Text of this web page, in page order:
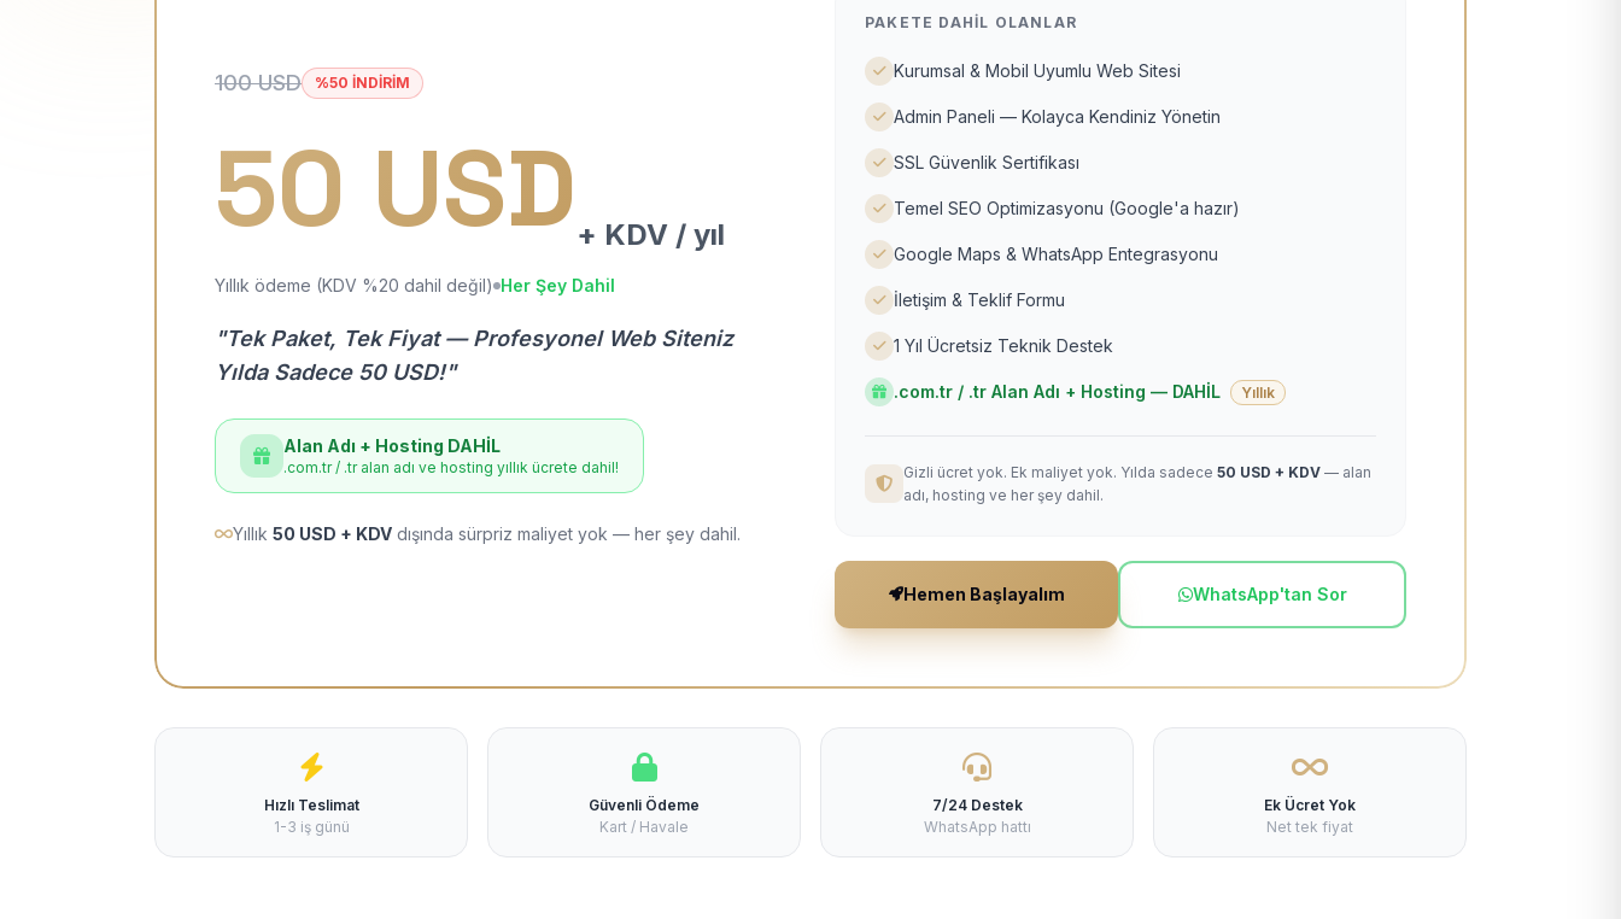
100 USD %50 İNDİRİM
50 USD + KDV / yıl
Yıllık ödeme (KDV %20 dahil değil) Her Şey Dahil
"Tek Paket, Tek Fiyat — Profesyonel Web Siteniz
Yılda Sadece 50 USD!"
Alan Adı + Hosting DAHİL
.com.tr / .tr alan adı ve hosting yıllık ücrete dahil!
Yıllık 50 USD + KDV dışında sürpriz maliyet yok — her şey dahil.
PAKETE DAHIL OLANLAR
Kurumsal & Mobil Uyumlu Web Sitesi
Admin Paneli — Kolayca Kendiniz Yönetin
SSL Güvenlik Sertifikası
Temel SEO Optimizasyonu (Google'a hazır)
Google Maps & WhatsApp Entegrasyonu
İletişim & Teklif Formu
1 Yıl Ücretsiz Teknik Destek
.com.tr / .tr Alan Adı + Hosting — DAHİL Yıllık
Gizli ücret yok. Ek maliyet yok. Yılda sadece 50 USD + KDV — alan
adı, hosting ve her şey dahil.
Hemen Başlayalım WhatsApp'tan Sor
Hızlı Teslimat
1-3 iş günü
Güvenli Ödeme
Kart / Havale
7/24 Destek
WhatsApp hattı
Ek Ücret Yok
Net tek fiyat